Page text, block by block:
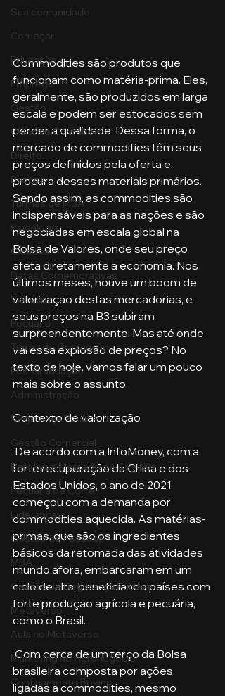
Sua comunidade
Começar
Educação
Emprego
Gestão
Ciências Contábeis
Direito
Bancos
Turmas de MBA
Psicologia
Cidades
Datas Comemorativas
Vendas
Pecuária
Turma de Graduação
Pós-Graduação
Administração
Segurança Publica
Gestão Comercial
Banking e Mercado de Capitais
Pecuária de Corte
Liderança
Gestão de Pessoas
MBA
Gestão de Segurança Publica
Metaverso
Aula no Metaverso
Marketing no Agronegócio
Confinamento Bovino
Commodities são produtos que
funcionam como matéria-prima. Eles,
geralmente, são produzidos em larga
escala e podem ser estocados sem
perder a qualidade. Dessa forma, o
mercado de commodities têm seus
preços definidos pela oferta e
procura desses materiais primários.
Sendo assim, as commodities são
indispensáveis para as nações e são
negociadas em escala global na
Bolsa de Valores, onde seu preço
afeta diretamente a economia. Nos
últimos meses, houve um boom de
valorização destas mercadorias, e
seus preços na B3 subiram
surpreendentemente. Mas até onde
vai essa explosão de preços? No
texto de hoje, vamos falar um pouco
mais sobre o assunto.
Contexto de valorização
forte recuperação da China e dos
Estados Unidos, o ano de 2021
começou com a demanda por
commodities aquecida. As matérias-
primas, que são os ingredientes
básicos da retomada das atividades
mundo afora, embarcaram em um
ciclo de alta, beneficiando países com
forte produção agrícola e pecuária,
como o Brasil.
Com cerca de um terço da Bolsa
brasileira composta por ações
ligadas a commodities, mesmo